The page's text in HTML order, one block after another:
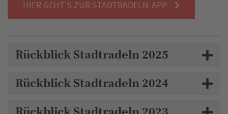
HIER GEHT'S ZUR STADTRADELN-APP
Rückblick Stadtradeln 2025
Rückblick Stadtradeln 2024